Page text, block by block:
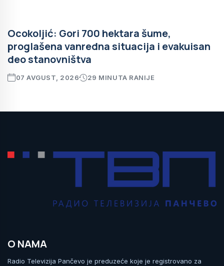
Ocokoljić: Gori 700 hektara šume,
proglašena vanredna situacija i evakuisan
deo stanovništva
07 AVGUST, 2026 29 MINUTA RANIJE
O NAMA
Radio Televizija Pančevo je preduzeće koje je registrovano za